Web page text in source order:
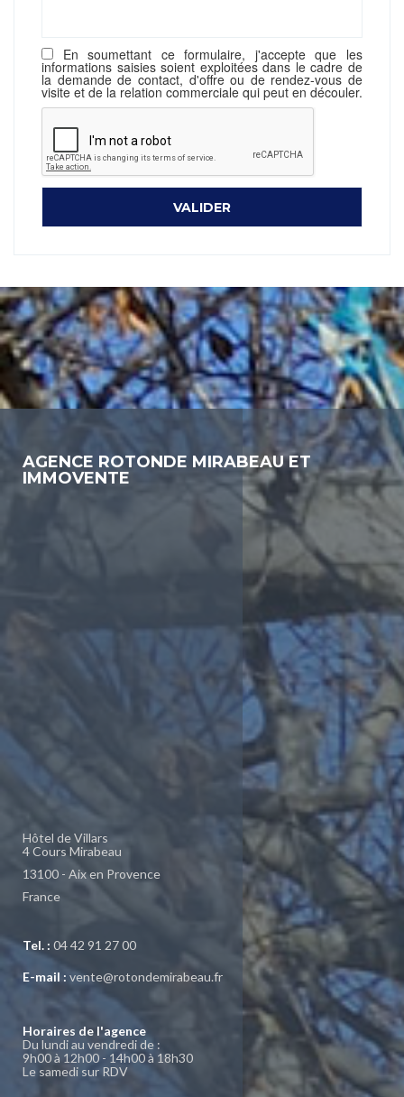
En soumettant ce formulaire, j'accepte que les
informations saisies soient exploitées dans le cadre de
la demande de contact, d'offre ou de rendez-vous de
visite et de la relation commerciale qui peut en découler.
AGENCE ROTONDE MIRABEAU ET
IMMOVENTE
Hôtel de Villars
4 Cours Mirabeau
13100 - Aix en Provence
France
Tel. : 04 42 91 27 00
E-mail : vente@rotondemirabeau.fr
Horaires de l'agence
Du lundi au vendredi de :
9h00 à 12h00 - 14h00 à 18h30
Le samedi sur RDV